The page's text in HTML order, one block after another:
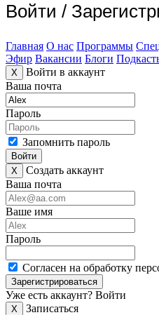
Войти /
Главная О нас Программы
Эфир Вакансии Блоги
X
Войти в аккаунт
Ваша почта
Пароль
Запомнить пароль
Войти
X
Создать аккаунт
Ваша почта
Ваше имя
Пароль
Согласен на обработку
Зарегистрироваться
Уже есть аккаунт? Войти
X
Записаться